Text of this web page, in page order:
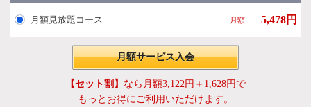
月額見放題コース 月額 5,478円
月額サービス入会
【セット割】 なら月額3,122円＋1,628円で
もっとお得にご利用いただけます。